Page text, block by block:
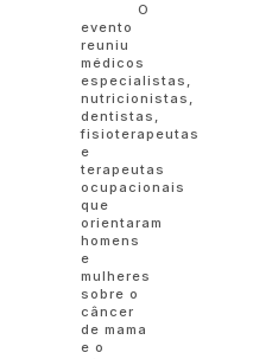
O
evento
reuniu
médicos
especialistas,
nutricionistas,
dentistas,
fisioterapeutas
e
terapeutas
ocupacionais
que
orientaram
homens
e
mulheres
sobre o
câncer
de mama
e o